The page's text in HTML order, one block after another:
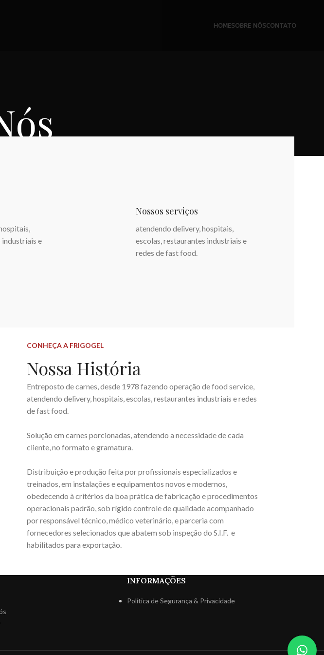
HOMESOBRE NÓSCONTATO
industriais e
Nossos serviços
atendendo delivery, hospitais,
escolas, restaurantes industriais e
redes de fast food.
CONHEÇA A FRIGOGEL
Nossa História
Entreposto de carnes, desde 1978 fazendo operação de food service,
atendendo delivery, hospitais, escolas, restaurantes industriais e redes
de fast food.
Solução em carnes porcionadas, atendendo a necessidade de cada
cliente, no formato e gramatura.
Distribuição e produção feita por profissionais especializados e
treinados, em instalações e equipamentos novos e modernos,
obedecendo à critérios da boa prática de fabricação e procedimentos
operacionais padrão, sob rígido controle de qualidade acompanhado
por responsável técnico, médico veterinário, e parceria com
fornecedores selecionados que abatem sob inspeção do S.I.F. e
habilitados para exportação.
INFORMAÇÕES
Política de Segurança & Privacidade